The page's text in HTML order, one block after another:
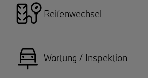
Reifenwechsel
Wartung / Inspektion